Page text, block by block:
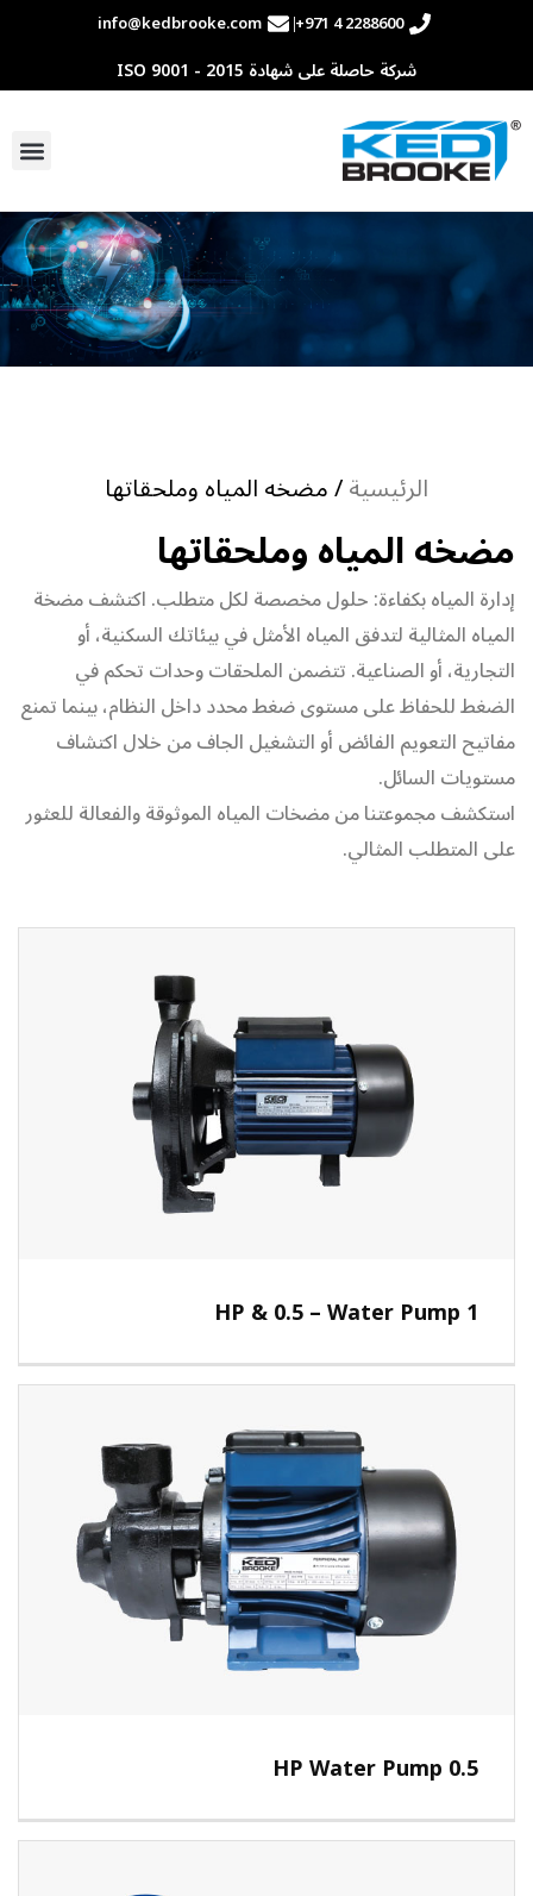
+971 4 2288600
info@kedbrooke.com
شركة حاصلة على شهادة ISO 9001 - 2015
الرئيسية/ مضخه المياه وملحقاتها
مضخه المياه وملحقاتها
إدارة المياه بكفاءة: حلول مخصصة لكل متطلب. اكتشف مضخة
المياه المثالية لتدفق المياه الأمثل في بيئاتك السكنية، أو
التجارية، أو الصناعية. تتضمن الملحقات وحدات تحكم في
الضغط للحفاظ على مستوى ضغط محدد داخل النظام، بينما تمنع
مفاتيح التعويم الفائض أو التشغيل الجاف من خلال اكتشاف
مستويات السائل.
استكشف مجموعتنا من مضخات المياه الموثوقة والفعالة للعثور
على المتطلب المثالي.
1 HP & 0.5 – Water Pump
View
0.5 HP Water Pump